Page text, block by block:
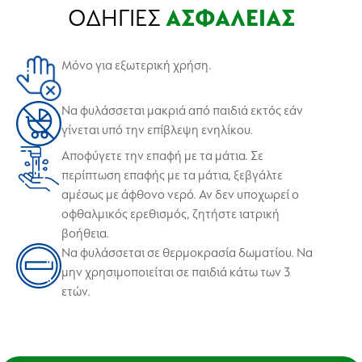
ΟΔΗΓΙΕΣ ΑΣΦΑΛΕΙΑΣ
Μόνο για εξωτερική χρήση.
Να φυλάσσεται μακριά από παιδιά εκτός εάν
γίνεται υπό την επίβλεψη ενηλίκου.
Αποφύγετε την επαφή με τα μάτια. Σε
περίπτωση επαφής με τα μάτια, ξεβγάλτε
αμέσως με άφθονο νερό. Αν δεν υποχωρεί ο
οφθαλμικός ερεθισμός, ζητήστε ιατρική
βοήθεια.
Να φυλάσσεται σε θερμοκρασία δωματίου. Να
μην χρησιμοποιείται σε παιδιά κάτω των 3
ετών.